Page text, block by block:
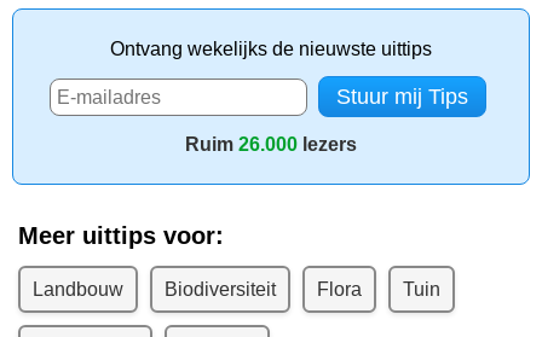
Ontvang wekelijks de nieuwste uittips
Ruim 26.000 lezers
Meer uittips voor:
Landbouw Biodiversiteit Flora Tuin